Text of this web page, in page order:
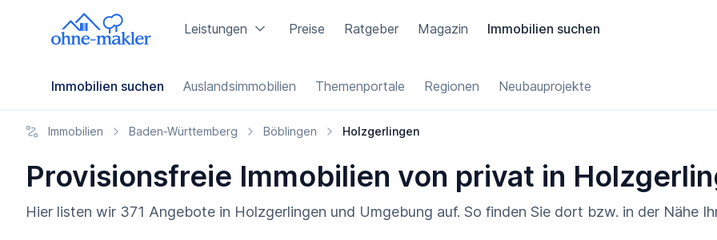
Leistungen Preise Ratgeber Magazin Immobilien suchen
Immobilien suchen Auslandsimmobilien Themenportale Regionen Neubauprojekte
Immobilien Baden-Württemberg Böblingen Holzgerlingen
Provisionsfreie Immobilien von privat in
Hier listen wir 371 Angebote in Holzgerlingen und Umgebung auf. So finden Sie dort bzw. in der Nähe